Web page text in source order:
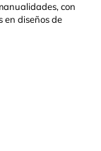
con
en diseños de